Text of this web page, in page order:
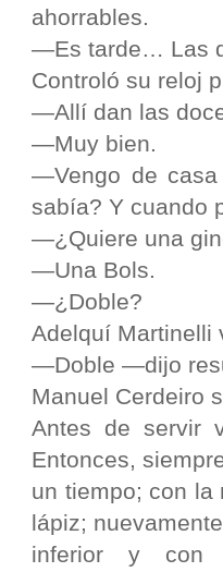
ahorrables.
—Es tarde… Las
Controló su reloj
—Allí dan las
—Muy bien.
—Vengo de
sabía? Y cuando
—¿Quiere una
—Una Bols.
—¿Doble?
Adelquí Martinelli
—Doble —dijo
Manuel Cerdeiro
Antes de servir
Entonces,
un tiempo; con la
lápiz;
inferior y con